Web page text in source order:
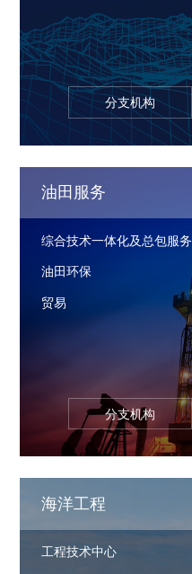
分支机构
油田服务
综合技术一体化及总包服务
油田环保
贸易
分支机构
海洋工程
工程技术中心